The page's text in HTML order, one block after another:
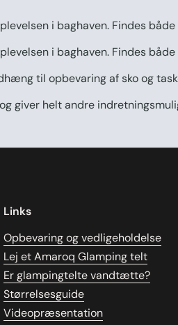
i baghaven. Findes både
i baghaven. Findes både
til opbevaring af sko og
giver helt andre
Links
Opbevaring og vedligeholdelse
Lej et Amaroq Glamping telt
Er glampingtelte vandtætte?
Størrelsesguide
Videopræsentation